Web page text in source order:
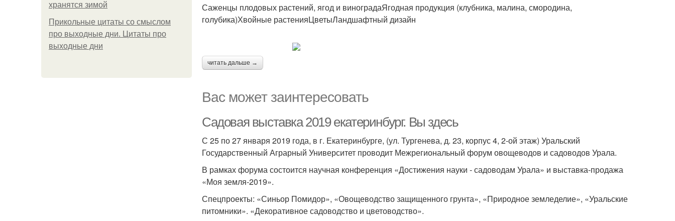
хранятся зимой
Прикольные цитаты со смыслом
про выходные дни. Цитаты про
выходные дни
Саженцы плодовых растений, ягод и виноградаЯгодная продукция (клубника, малина, смородина,
голубика)Хвойные растенияЦветыЛандшафтный дизайн
читать дальше →
Вас может заинтересовать
Садовая выставка 2019 екатеринбург. Вы здесь
С 25 по 27 января 2019 года, в г. Екатеринбурге, (ул. Тургенева, д. 23, корпус 4, 2-ой этаж) Уральский
Государственный Аграрный Университет проводит Межрегиональный форум овощеводов и садоводов Урала.
В рамках форума состоится научная конференция «Достижения науки - садоводам Урала» и выставка-продажа
«Моя земля-2019».
Спецпроекты: «Синьор Помидор», «Овощеводство защищенного грунта», «Природное земледелие», «Уральские
питомники». «Декоративное садоводство и цветоводство».